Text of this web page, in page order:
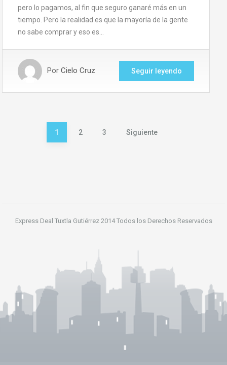
pero lo pagamos, al fin que seguro ganaré más en un
tiempo. Pero la realidad es que la mayoría de la gente
no sabe comprar y eso es…
Por Cielo Cruz Seguir leyendo
Paginación
1 2 3 Siguiente
Express Deal Tuxtla Gutiérrez 2014 Todos los Derechos Reservados